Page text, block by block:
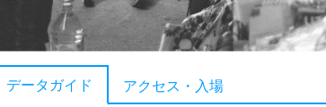
データガイド アクセス・入場